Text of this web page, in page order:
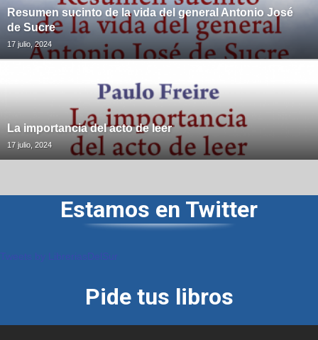
Resumen sucinto de la vida del general Antonio José
de Sucre
17 julio, 2024
La importancia del acto de leer
17 julio, 2024
Estamos en Twitter
Pide tus libros